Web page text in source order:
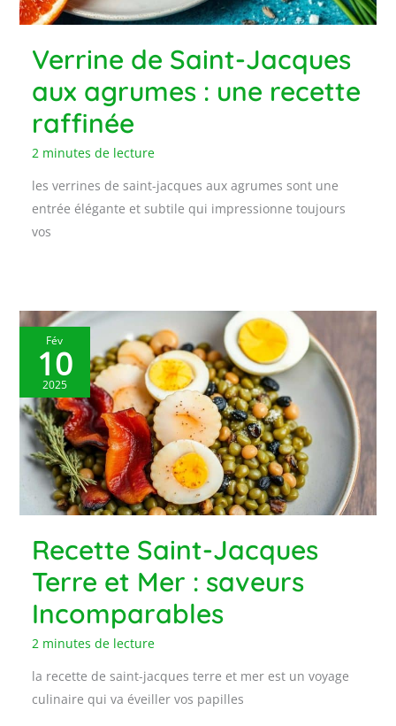
Verrine de Saint-Jacques
aux agrumes : une recette
raffinée
2 minutes de lecture
les verrines de saint-jacques aux agrumes sont une
entrée élégante et subtile qui impressionne toujours
vos
Fév
10
2025
Recette Saint-Jacques
Terre et Mer : saveurs
Incomparables
2 minutes de lecture
la recette de saint-jacques terre et mer est un voyage
culinaire qui va éveiller vos papilles